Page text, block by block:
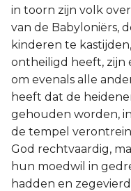
in toorn zijn volk
van de Babyloniërs,
kinderen te
ontheiligd heeft, zijn
om evenals alle
heeft dat de
gehouden worden,
de tempel
God rechtvaardig,
hun moedwil in
hadden en